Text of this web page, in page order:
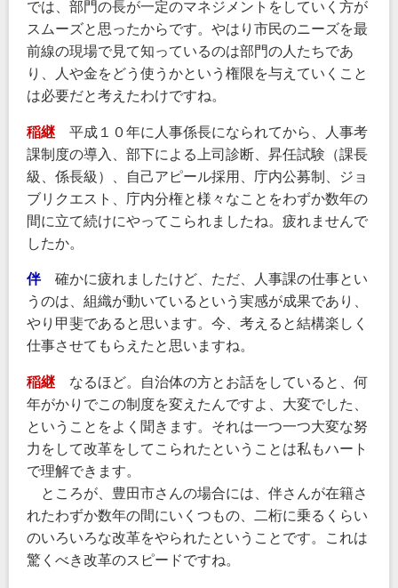
では、部門の長が一定のマネジメントをしていく方が
スムーズと思ったからです。やはり市民のニーズを最
前線の現場で見て知っているのは部門の人たちであ
り、人や金をどう使うかという権限を与えていくこと
は必要だと考えたわけですね。
稲継 平成１０年に人事係長になられてから、人事考
課制度の導入、部下による上司診断、昇任試験（課長
級、係長級）、自己アピール採用、庁内公募制、ジョ
ブリクエスト、庁内分権と様々なことをわずか数年の
間に立て続けにやってこられましたね。疲れませんで
したか。
伴 確かに疲れましたけど、ただ、人事課の仕事とい
うのは、組織が動いているという実感が成果であり、
やり甲斐であると思います。今、考えると結構楽しく
仕事させてもらえたと思いますね。
稲継 なるほど。自治体の方とお話をしていると、何
年がかりでこの制度を変えたんですよ、大変でした、
ということをよく聞きます。それは一つ一つ大変な努
力をして改革をしてこられたということは私もハート
で理解できます。
ところが、豊田市さんの場合には、伴さんが在籍さ
れたわずか数年の間にいくつもの、二桁に乗るくらい
のいろいろな改革をやられたということです。これは
驚くべき改革のスピードですね。